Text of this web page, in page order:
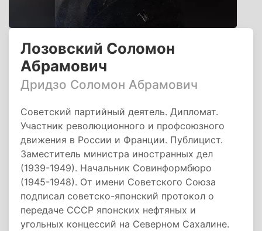
Лозовский Соломон
Абрамович
Дридзо Соломон Абрамович
Советский партийный деятель. Дипломат.
Участник революционного и профсоюзного
движения в России и Франции. Публицист.
Заместитель министра иностранных дел
(1939-1949). Начальник Совинформбюро
(1945-1948). От имени Советского Союза
подписал советско-японский протокол о
передаче СССР японских нефтяных и
угольных концессий на Северном Сахалине.